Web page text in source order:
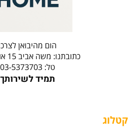
הום מהיבואן לצרכן
כתובתנו: משה אביב 15 אור יהודה
טל: 03-5373703
תמיד לשירותך
קטלוג